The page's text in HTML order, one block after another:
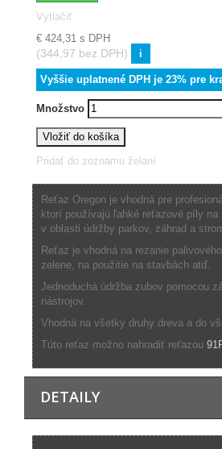
Vytlačiť
€ 424,31 s DPH
(344,97 bez DPH) i
Vyššie uplatnené DPH je 23% pre
Množstvo
Vložiť do košíka
Pridať do zoznamu želaní
Reťaz Oregon je vhodná pre
ktorí používajú ľahké reťazové píly na
v oblasti údržby parkov, záhrad a
Reťaz je vhodná na rezanie
zelene, na použitie na stavbách atď.
Jednoduchá údržba zubov pomocou
nástrojov.
Vhodná na všetky druhy dreva a do
Túto reťaz možno nahradiť reťazou
DETAILY